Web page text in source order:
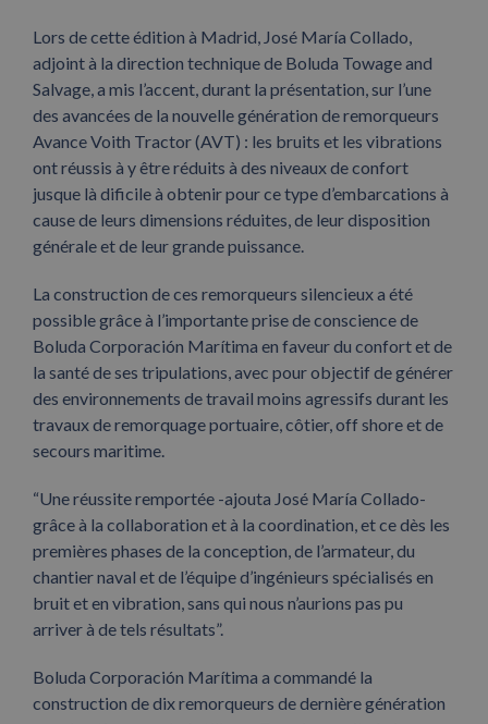
Lors de cette édition à Madrid, José María Collado,
adjoint à la direction technique de Boluda Towage and
Salvage, a mis l’accent, durant la présentation, sur l’une
des avancées de la nouvelle génération de remorqueurs
Avance Voith Tractor (AVT) : les bruits et les vibrations
ont réussis à y être réduits à des niveaux de confort
jusque là dificile à obtenir pour ce type d’embarcations à
cause de leurs dimensions réduites, de leur disposition
générale et de leur grande puissance.
La construction de ces remorqueurs silencieux a été
possible grâce à l’importante prise de conscience de
Boluda Corporación Marítima en faveur du confort et de
la santé de ses tripulations, avec pour objectif de générer
des environnements de travail moins agressifs durant les
travaux de remorquage portuaire, côtier, off shore et de
secours maritime.
“Une réussite remportée -ajouta José María Collado-
grâce à la collaboration et à la coordination, et ce dès les
premières phases de la conception, de l’armateur, du
chantier naval et de l’équipe d’ingénieurs spécialisés en
bruit et en vibration, sans qui nous n’aurions pas pu
arriver à de tels résultats”.
Boluda Corporación Marítima a commandé la
construction de dix remorqueurs de dernière génération